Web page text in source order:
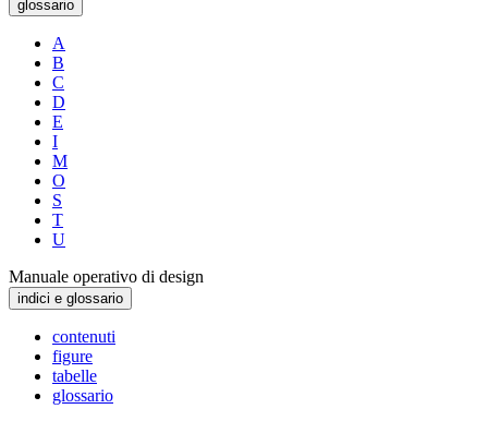
glossario
A
B
C
D
E
I
M
O
S
T
U
Manuale operativo di design
indici e glossario
contenuti
figure
tabelle
glossario